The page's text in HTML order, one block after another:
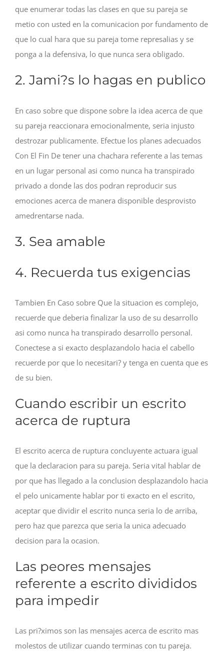
que enumerar todas las clases en que su pareja se
metio con usted en la comunicacion por fundamento de
que lo cual hara que su pareja tome represalias y se
ponga a la defensiva, lo que nunca sera obligado.
2. Jami?s lo hagas en publico
En caso sobre que dispone sobre la idea acerca de que
su pareja reaccionara emocionalmente, seri­a injusto
destrozar publicamente. Efectue los planes adecuados
Con El Fin De tener una chachara referente a las temas
en un lugar personal asi­ como nunca ha transpirado
privado a donde las dos podran reproducir sus
emociones acerca de manera disponible desprovisto
amedrentarse nada.
3. Sea amable
4. Recuerda tus exigencias
Tambien En Caso sobre Que la situacion es complejo,
recuerde que deberia finalizar la uso de su desarrollo
asi­ como nunca ha transpirado desarrollo personal.
Conectese a si exacto desplazandolo hacia el cabello
recuerde por que lo necesitari? y tenga en cuenta que es
de su bien.
Cuando escribir un escrito
acerca de ruptura
El escrito acerca de ruptura concluyente actuara igual
que la declaracion para su pareja. Seri­a vital hablar de
por que has llegado a la conclusion desplazandolo hacia
el pelo unicamente hablar por ti exacto en el escrito,
aceptar que dividir el escrito nunca seri­a lo de arriba,
pero haz que parezca que seri­a la unica adecuado
decision para la ocasion.
Las peores mensajes
referente a escrito divididos
para impedir
Las pri?ximos son las mensajes acerca de escrito mas
molestos de utilizar cuando terminas con tu pareja.